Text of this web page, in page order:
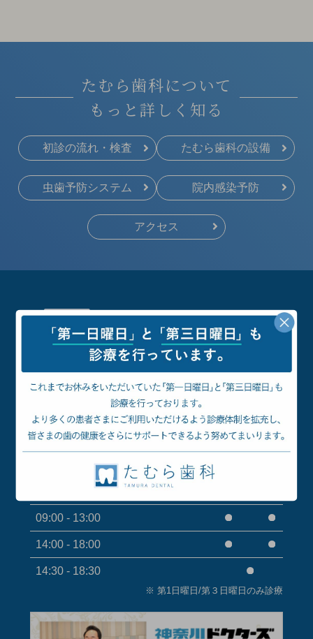
たむら歯科について
もっと詳しく知る
初診の流れ・検査 たむら歯科の設備
虫歯予防システム 院内感染予防
アクセス
診療時間 月 火 水 木 金 土 日 祝
9:30 - 13:30
15:00 - 19:00
09:00 - 13:00
14:00 - 18:00
14:30 - 18:30
※ 第1日曜日/第３日曜日のみ診療